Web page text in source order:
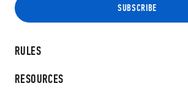
RULES
RESOURCES